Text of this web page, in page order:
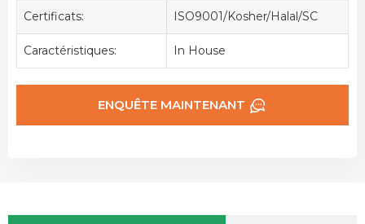
Certificats: ISO9001/Kosher/Halal/SC
Caractéristiques: In House
ENQUÊTE MAINTENANT